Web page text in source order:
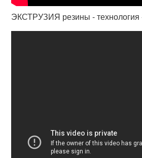
ЭКСТРУЗИЯ резины - технология